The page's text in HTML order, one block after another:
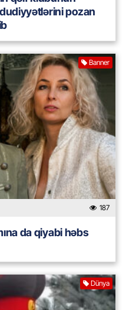
pozan
Banner
187
da qiyabi həbs
Dünya